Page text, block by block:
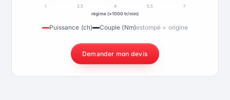
1 2,5 4 5,5
7
régime (×1000 tr/min)
Puissance (ch) Couple (Nm)estompé = origine
Demander mon devis